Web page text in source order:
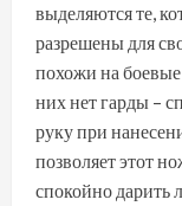
выделяются те,
разрешены для
похожи на
них нет гарды –
руку при
позволяет этот
спокойно